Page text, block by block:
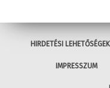
HIRDETÉSI
IMPRESSZUM